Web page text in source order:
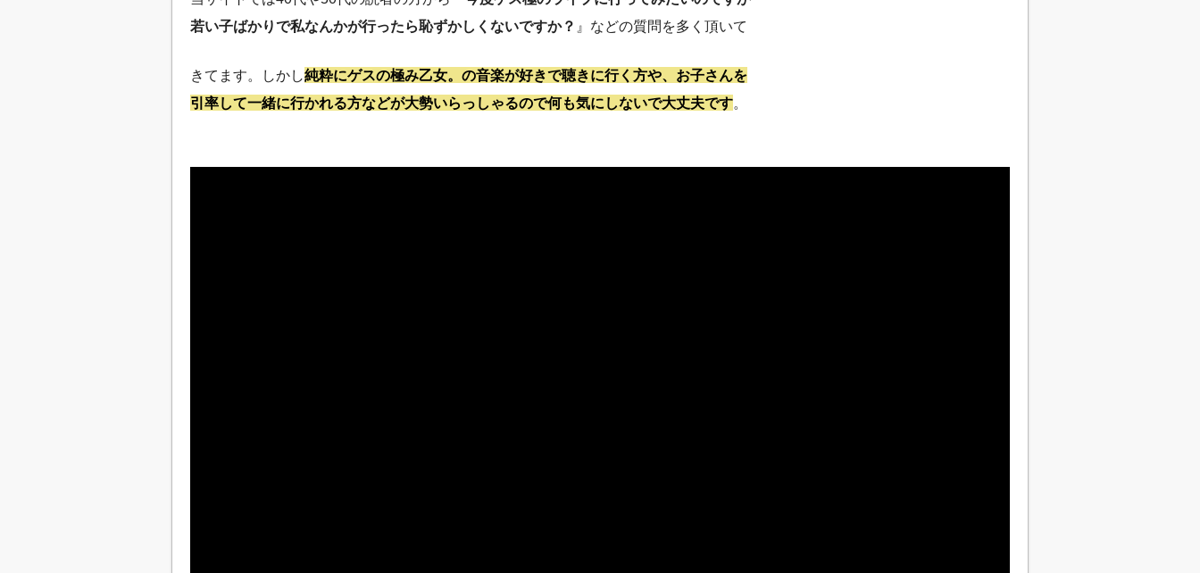
若い子ばかりで私なんかが行ったら恥ずかしくないですか？ 』などの質問を多く頂いて
きてます。しかし純粋にゲスの極み乙女。の音楽が好きで聴きに行く方や、お子さんを
引率して一緒に行かれる方などが大勢いらっしゃるので何も気にしないで大丈夫です。